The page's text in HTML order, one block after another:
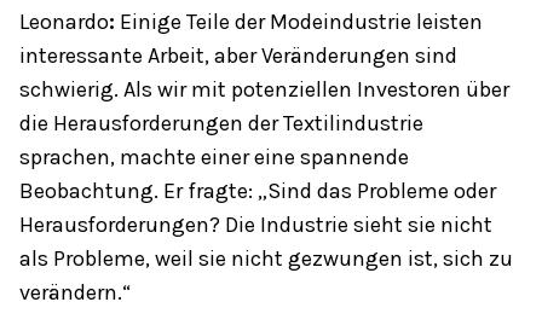
Leonardo: Einige Teile der Modeindustrie leisten
interessante Arbeit, aber Veränderungen sind
schwierig. Als wir mit potenziellen Investoren über
die Herausforderungen der Textilindustrie
sprachen, machte einer eine spannende
Beobachtung. Er fragte: „Sind das Probleme oder
Herausforderungen? Die Industrie sieht sie nicht
als Probleme, weil sie nicht gezwungen ist, sich zu
verändern.“